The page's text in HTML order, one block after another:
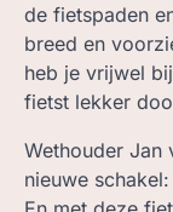
de fietspaden
breed en
heb je vrijwel
fietst lekker
Wethouder Jan
nieuwe